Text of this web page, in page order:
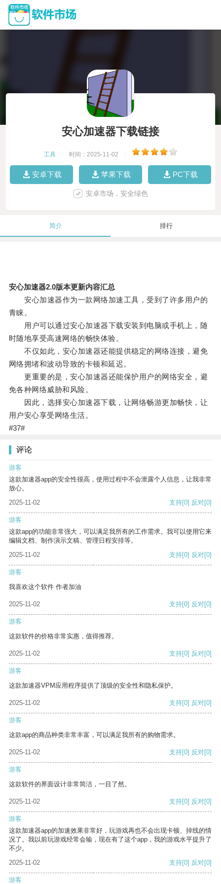
安心加速器下载链接
工具 时间：2025-11-02
安卓下载 苹果下载 PC下载
安卓市场，安全绿色
简介 排行
安心加速器2.0版本更新内容汇总
安心加速器作为一款网络加速工具，受到了许多用户的
青睐。
用户可以通过安心加速器下载安装到电脑或手机上，随
时随地享受高速网络的畅快体验。
不仅如此，安心加速器还能提供稳定的网络连接，避免
网络拥堵和波动导致的卡顿和延迟。
更重要的是，安心加速器还能保护用户的网络安全，避
免各种网络威胁和风险。
因此，选择安心加速器下载，让网络畅游更加畅快，让
用户安心享受网络生活。
#37#
评论
游客
这款加速器app的安全性很高，使用过程中不会泄露个人信息，让我非常
放心。
2025-11-02
支持[0] 反对[0]
游客
这款app的功能非常强大，可以满足我所有的工作需求。我可以使用它来
编辑文档、制作演示文稿、管理日程安排等。
2025-11-02
支持[0] 反对[0]
游客
我喜欢这个软件 作者加油
2025-11-02 支持[0] 反对[0]
游客
这款软件的价格非常实惠，值得推荐。
2025-11-02 支持[0] 反对[0]
游客
这款加速器VPM应用程序提供了顶级的安全性和隐私保护。
2025-11-02 支持[0] 反对[0]
游客
这款app的商品种类非常丰富，可以满足我所有的购物需求。
2025-11-02 支持[0] 反对[0]
游客
这款软件的界面设计非常简洁，一目了然。
2025-11-02 支持[0] 反对[0]
游客
这款加速器app的加速效果非常好，玩游戏再也不会出现卡顿、掉线的情
况了。我以前玩游戏经常会输，现在有了这个app，我的游戏水平提升了
不少。
2025-11-02
支持[0] 反对[0]
游客